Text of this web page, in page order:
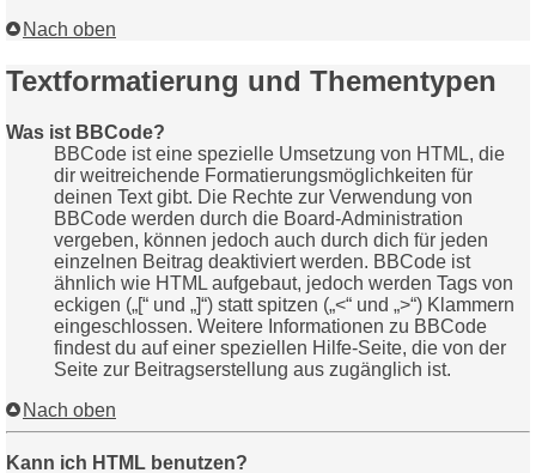
Nach oben
Textformatierung und Thementypen
Was ist BBCode?
BBCode ist eine spezielle Umsetzung von HTML, die
dir weitreichende Formatierungsmöglichkeiten für
deinen Text gibt. Die Rechte zur Verwendung von
BBCode werden durch die Board-Administration
vergeben, können jedoch auch durch dich für jeden
einzelnen Beitrag deaktiviert werden. BBCode ist
ähnlich wie HTML aufgebaut, jedoch werden Tags von
eckigen („[“ und „]“) statt spitzen („<“ und „>“) Klammern
eingeschlossen. Weitere Informationen zu BBCode
findest du auf einer speziellen Hilfe-Seite, die von der
Seite zur Beitragserstellung aus zugänglich ist.
Nach oben
Kann ich HTML benutzen?